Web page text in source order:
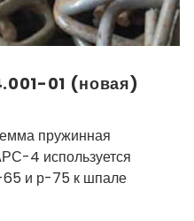
01 (новая)
пружинная
4 используется
65 и р-75 к шпале